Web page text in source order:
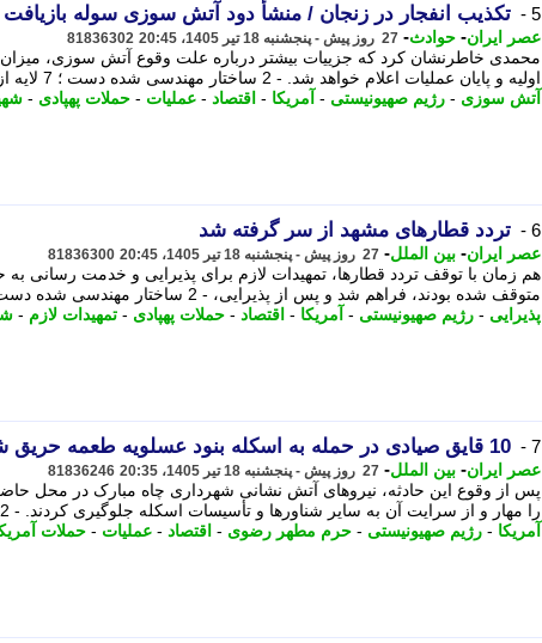
5 - تکذیب انفجار در زنجان / منشأ دود آتش سوزی سوله بازیافت
عصر ایران- حوادث- 27 روز پیش - پنجشنبه 18 تیر 1405، 20:45 81836302
محمدی خاطرنشان کرد که جزییات بیشتر درباره علت وقوع آتش سوزی،
اولیه و پایان عملیات اعلام خواهد شد. - 2 ساختار مهندسی شده دست ؛ 7 لایه از حفاظت ...
آتش سوزی - رژیم صهیونیستی - آمریکا - اقتصاد - عملیات - حملات پهپادی -
6 - تردد قطارهای مشهد از سر گرفته شد
عصر ایران- بین الملل- 27 روز پیش - پنجشنبه 18 تیر 1405، 20:45 81836300
هم زمان با توقف تردد قطارها، تمهیدات لازم برای پذیرایی و خدمت رسانی به
متوقف شده بودند، فراهم شد و پس از پذیرایی، - 2 ساختار مهندسی شده دست ...
پذیرایی - رژیم صهیونیستی - آمریکا - اقتصاد - حملات پهپادی - تمهیدات لازم -
7 - 10 قایق صیادی در حمله به اسکله بنود عسلویه طعمه حریق شد
عصر ایران- بین الملل- 27 روز پیش - پنجشنبه 18 تیر 1405، 20:35 81836246
پس از وقوع این حادثه، نیروهای آتش نشانی شهرداری چاه مبارک در محل
را مهار و از سرایت آن به سایر شناورها و تأسیسات اسکله جلوگیری کردند. - 2 یک ...
آمریکا - رژیم صهیونیستی - حرم مطهر رضوی - اقتصاد - عملیات - حملات